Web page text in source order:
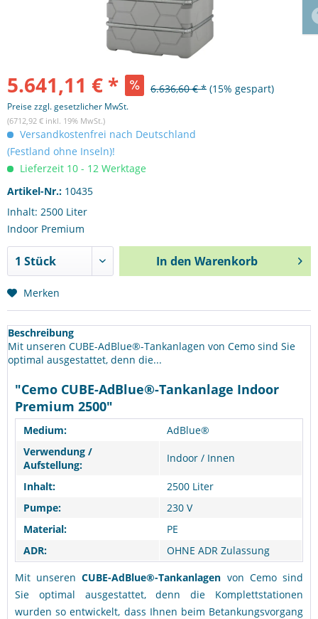
5.641,11 € * 6.636,60 € * (15% gespart)
Preise zzgl. gesetzlicher MwSt.
(6712,92 € inkl. 19% MwSt.)
Versandkostenfrei nach Deutschland
(Festland ohne Inseln)!
Lieferzeit 10 - 12 Werktage
Artikel-Nr.: 10435
Inhalt: 2500 Liter
Indoor Premium
In den Warenkorb
Merken
Beschreibung
Mit unseren CUBE-AdBlue®-Tankanlagen von Cemo sind Sie
optimal ausgestattet, denn die...
"Cemo CUBE-AdBlue®-Tankanlage Indoor
Premium 2500"
Medium:
AdBlue®
Verwendung /
Aufstellung:
Indoor / Innen
Inhalt:
2500 Liter
Pumpe:
230 V
Material:
PE
ADR:
OHNE ADR Zulassung
Mit unserenCUBE-AdBlue®-Tankanlagen von Cemo sind
Sie optimal ausgestattet, denn die Komplettstationen
wurden so entwickelt, dass Ihnen beim Betankungsvorgang